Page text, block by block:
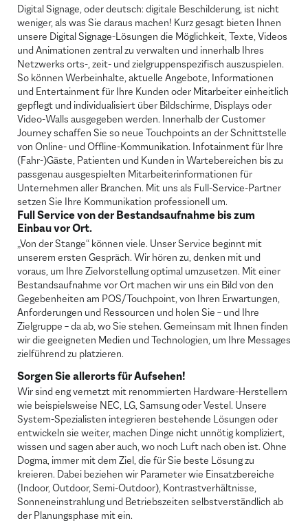
Digital Signage, oder deutsch: digitale Beschilderung, ist nicht
weniger, als was Sie daraus machen! Kurz gesagt bieten Ihnen
unsere Digital Signage-Lösungen die Möglichkeit, Texte, Videos
und Animationen zentral zu verwalten und innerhalb Ihres
Netzwerks orts-, zeit- und zielgruppenspezifisch auszuspielen.
So können Werbeinhalte, aktuelle Angebote, Informationen
und Entertainment für Ihre Kunden oder Mitarbeiter einheitlich
gepflegt und individualisiert über Bildschirme, Displays oder
Video-Walls ausgegeben werden. Innerhalb der Customer
Journey schaffen Sie so neue Touchpoints an der Schnittstelle
von Online- und Offline-Kommunikation. Infotainment für Ihre
(Fahr-)Gäste, Patienten und Kunden in Wartebereichen bis zu
passgenau ausgespielten Mitarbeiterinformationen für
Unternehmen aller Branchen. Mit uns als Full-Service-Partner
setzen Sie Ihre Kommunikation professionell um.
Full Service von der Bestandsaufnahme bis zum
Einbau vor Ort.
„Von der Stange“ können viele. Unser Service beginnt mit
unserem ersten Gespräch. Wir hören zu, denken mit und
voraus, um Ihre Zielvorstellung optimal umzusetzen. Mit einer
Bestandsaufnahme vor Ort machen wir uns ein Bild von den
Gegebenheiten am POS/Touchpoint, von Ihren Erwartungen,
Anforderungen und Ressourcen und holen Sie – und Ihre
Zielgruppe – da ab, wo Sie stehen. Gemeinsam mit Ihnen finden
wir die geeigneten Medien und Technologien, um Ihre Messages
zielführend zu platzieren.
Sorgen Sie allerorts für Aufsehen!
Wir sind eng vernetzt mit renommierten Hardware-Herstellern
wie beispielsweise NEC, LG, Samsung oder Vestel. Unsere
System-Spezialisten integrieren bestehende Lösungen oder
entwickeln sie weiter, machen Dinge nicht unnötig kompliziert,
wissen und sagen aber auch, wo noch Luft nach oben ist. Ohne
Dogma, immer mit dem Ziel, die für Sie beste Lösung zu
kreieren. Dabei beziehen wir Parameter wie Einsatzbereiche
(Indoor, Outdoor, Semi-Outdoor), Kontrastverhältnisse,
Sonneneinstrahlung und Betriebszeiten selbstverständlich ab
der Planungsphase mit ein.